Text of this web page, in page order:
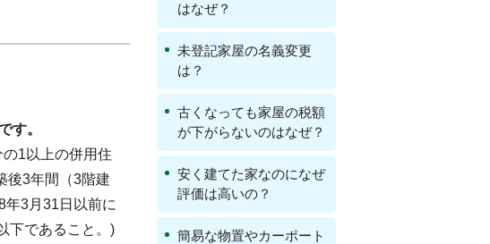
す。
1以上の併用住
後3年間（3階建
3月31日以前に
下であること。)
はなぜ？
未登記家屋の名義変更
は？
古くなっても家屋の税額
が下がらないのはなぜ？
安く建てた家なのになぜ
評価は高いの？
簡易な物置やカーポート